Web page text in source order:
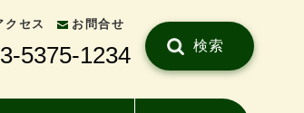
クセス お問合せ
5375-1234 検索